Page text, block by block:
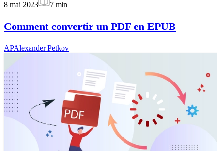
8 mai 2023
7 min
Comment convertir un PDF en EPUB
APAlexander Petkov